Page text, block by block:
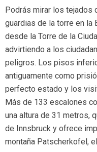
Podrás mirar los tejados
guardias de la torre en la
desde la Torre de la
advirtiendo a los
peligros. Los pisos
antiguamente como
perfecto estado y los
Más de 133 escalones
una altura de 31 metros,
de Innsbruck y ofrece
montaña Patscherkofel,